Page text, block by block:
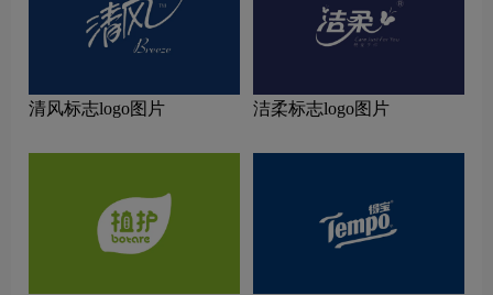
清风标志logo图片 洁柔标志logo图片